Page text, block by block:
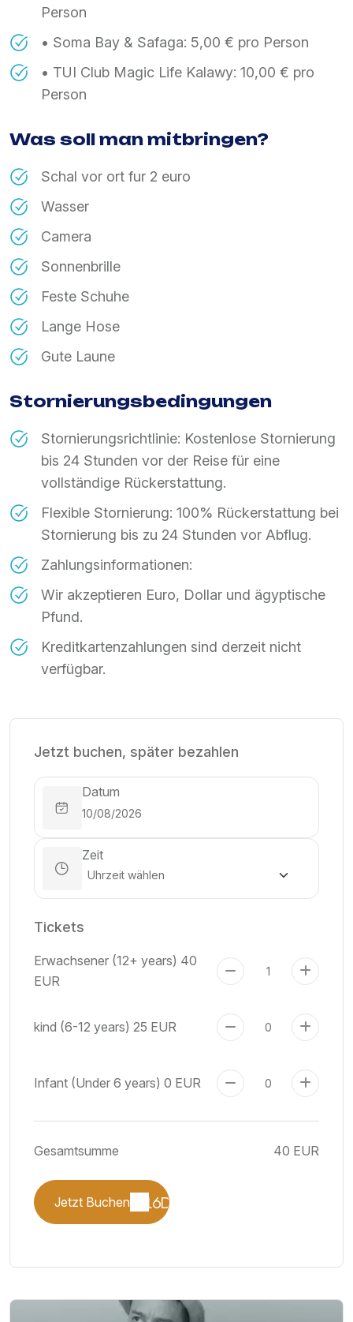
Person
• Soma Bay & Safaga: 5,00 € pro Person
• TUI Club Magic Life Kalawy: 10,00 € pro
Person
Was soll man mitbringen?
Schal vor ort fur 2 euro
Wasser
Camera
Sonnenbrille
Feste Schuhe
Lange Hose
Gute Laune
Stornierungsbedingungen
Stornierungsrichtlinie: Kostenlose Stornierung
bis 24 Stunden vor der Reise für eine
vollständige Rückerstattung.
Flexible Stornierung: 100% Rückerstattung bei
Stornierung bis zu 24 Stunden vor Abflug.
Zahlungsinformationen:
Wir akzeptieren Euro, Dollar und ägyptische
Pfund.
Kreditkartenzahlungen sind derzeit nicht
verfügbar.
Jetzt buchen, später bezahlen
Datum
Zeit
Tickets
Erwachsener (12+ years) 40
EUR
kind (6-12 years) 25 EUR
Infant (Under 6 years) 0 EUR
Gesamtsumme 40 EUR
Jetzt Buchen